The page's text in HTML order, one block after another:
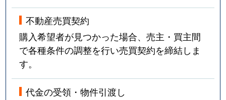
不動産売買契約
購入希望者が見つかった場合、売主・買主間
で各種条件の調整を行い売買契約を締結しま
す。
代金の受領・物件引渡し